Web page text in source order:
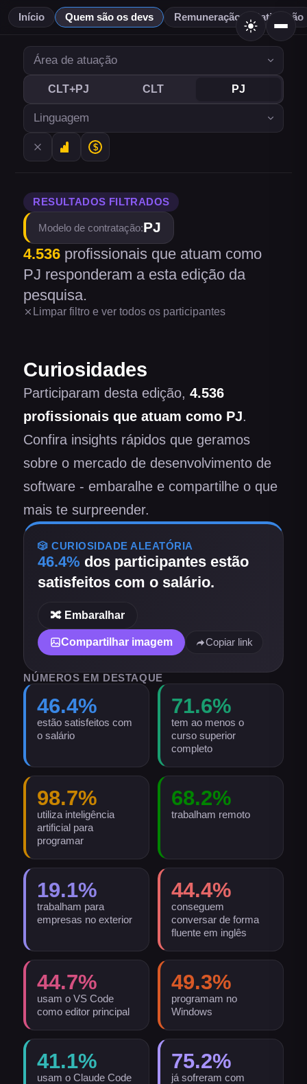
Início Quem são os devs Remuneração & Satisfação
CLT+PJ CLT PJ
RESULTADOS FILTRADOS
Modelo de contratação:PJ
4.536 profissionais que atuam como
PJ responderam a esta edição da
pesquisa.
Limpar filtro e ver todos os participantes
Curiosidades
Participaram desta edição, 4.536
profissionais que atuam como PJ.
Confira insights rápidos que geramos
sobre o mercado de desenvolvimento de
software - embaralhe e compartilhe o que
mais te surpreender.
🎲 CURIOSIDADE ALEATÓRIA
46.4% dos participantesestão
satisfeitos com o salário.
🔀 Embaralhar
Compartilhar imagem Copiar link
NÚMEROS EM DESTAQUE
46.4%
estão satisfeitos com
o salário
71.6%
tem ao menos o
curso superior
completo
98.7%
utiliza inteligência
artificial para
programar
68.2%
trabalham remoto
19.1%
trabalham para
empresas no exterior
44.4%
conseguem
conversar de forma
fluente em inglês
44.7%
usam o VS Code
como editor principal
49.3%
programam no
Windows
41.1%
usam o Claude Code
75.2%
já sofreram com